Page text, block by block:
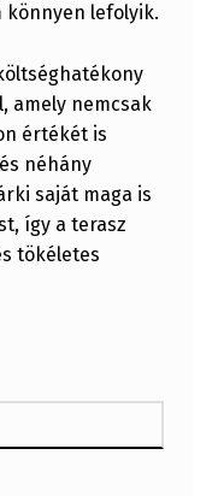
könnyen lefolyik.
amely nemcsak
értékét is
néhány
saját maga is
így a terasz
tökéletes